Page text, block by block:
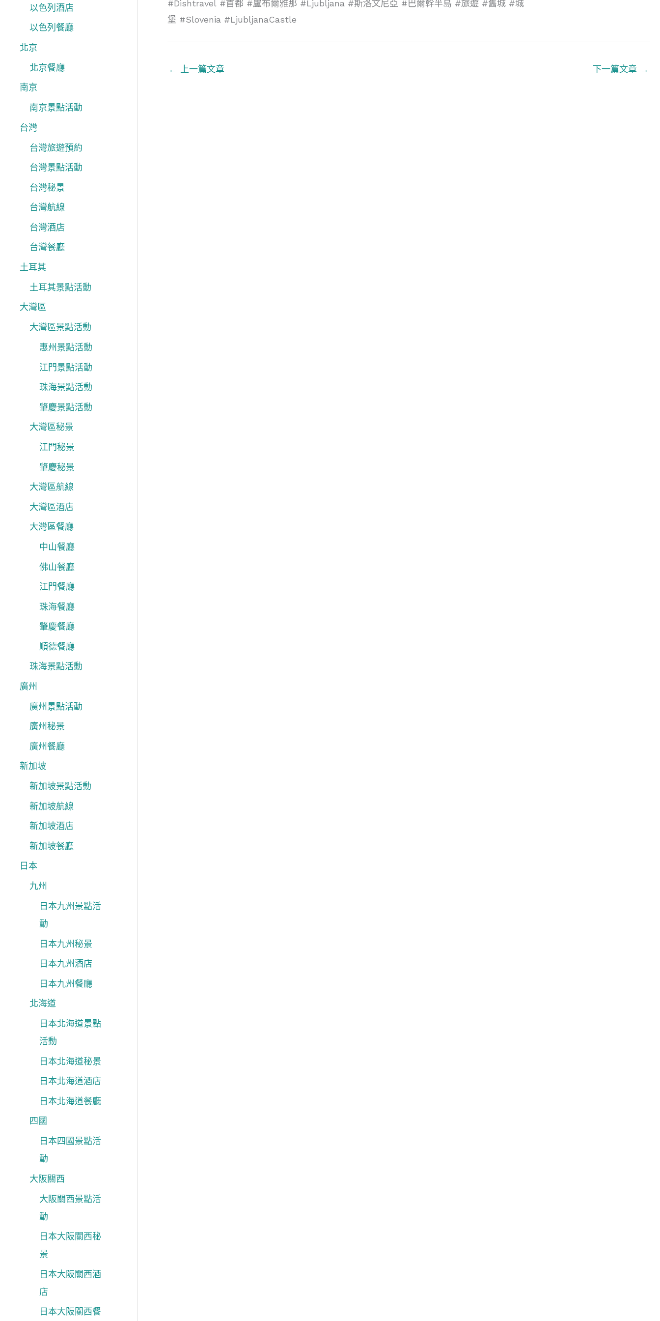
以色列酒店
以色列餐廳
北京
北京餐廳
南京
南京景點活動
台灣
台灣旅遊預約
台灣景點活動
台灣秘景
台灣航線
台灣酒店
台灣餐廳
土耳其
土耳其景點活動
大灣區
大灣區景點活動
惠州景點活動
江門景點活動
珠海景點活動
肇慶景點活動
大灣區秘景
江門秘景
肇慶秘景
大灣區航線
大灣區酒店
大灣區餐廳
中山餐廳
佛山餐廳
江門餐廳
珠海餐廳
肇慶餐廳
順德餐廳
珠海景點活動
廣州
廣州景點活動
廣州秘景
廣州餐廳
新加坡
新加坡景點活動
新加坡航線
新加坡酒店
新加坡餐廳
日本
九州
日本九州景點活
動
日本九州秘景
日本九州酒店
日本九州餐廳
北海道
日本北海道景點
活動
日本北海道秘景
日本北海道酒店
日本北海道餐廳
四國
日本四國景點活
動
大阪關西
大阪關西景點活
動
日本大阪關西秘
景
日本大阪關西酒
店
日本大阪關西餐
#Dishtravel #首都 #盧布爾雅那 #Ljubljana #斯洛文尼亞 #巴爾幹半島 #旅遊 #舊城 #城
堡 #Slovenia #LjubljanaCastle
← 上一篇文章 下一篇文章 →